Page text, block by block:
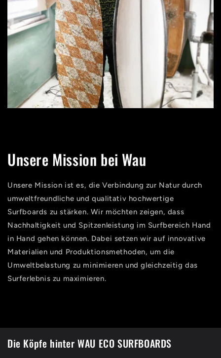
Unsere Mission bei Wau
Unsere Mission ist es, die Verbindung zur Natur durch
umweltfreundliche und qualitativ hochwertige
Surfboards zu stärken. Wir möchten zeigen, dass
Nachhaltigkeit und Spitzenleistung im Surfbereich Hand
in Hand gehen können. Dabei setzen wir auf innovative
Materialien und Produktionsmethoden, um die
Umweltbelastung zu minimieren und gleichzeitig das
Surferlebnis zu maximieren.
Die Köpfe hinter WAU ECO SURFBOARDS